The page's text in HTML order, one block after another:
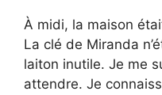
À midi, la maison
La clé de Miranda
laiton inutile. Je me
attendre. Je